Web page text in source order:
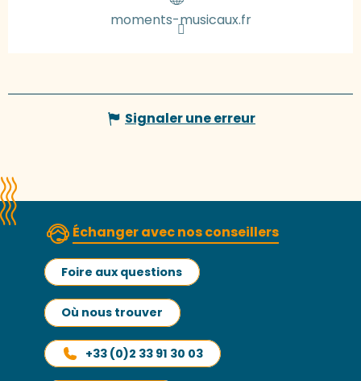
moments-musicaux.fr
Signaler une erreur
Échanger avec nos conseillers
Foire aux questions
Où nous trouver
+33 (0)2 33 91 30 03